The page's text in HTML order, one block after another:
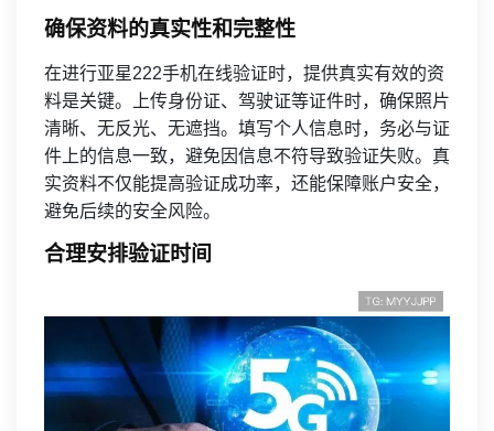
确保资料的真实性和完整性
在进行亚星222手机在线验证时，提供真实有效的资
料是关键。上传身份证、驾驶证等证件时，确保照片
清晰、无反光、无遮挡。填写个人信息时，务必与证
件上的信息一致，避免因信息不符导致验证失败。真
实资料不仅能提高验证成功率，还能保障账户安全，
避免后续的安全风险。
合理安排验证时间